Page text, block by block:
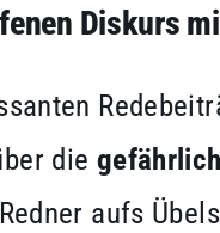
Diskurs
die
aufs